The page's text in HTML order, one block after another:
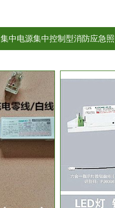
集中电源集中控制型消防应急照